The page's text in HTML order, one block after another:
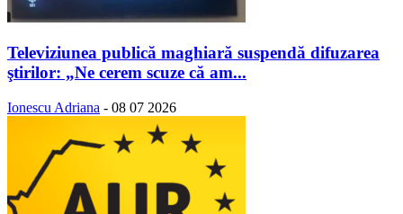
Televiziunea publică maghiară suspendă difuzarea
ştirilor: „Ne cerem scuze că am...
Ionescu Adriana - 08 07 2026